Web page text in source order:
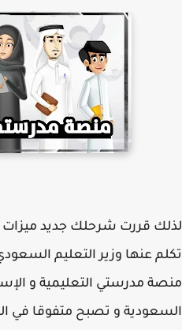
قررت شرحلك جديد ميزات
عنها وزير التعليم
مدرستي التعليمية و
و تصبح متفوقا في